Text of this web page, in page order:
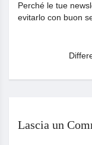
Perché le tue
evitarlo con buon
Lascia un